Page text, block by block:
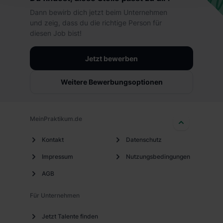
hierbei die Einwilligung zur Übermittlung deiner Daten in
die USA (Art. 49 Abs. 1 S. 1 lit. a) DS-GVO). Die USA
verfügen über kein angemessenes Datenschutzniveau
Einwilligung jederzeit mit Wirkung für die Zukunft ganz
oder teilweise über unsere Datenschutzerklärung unter
dem Punkt „Datenschutz-Einstellungen“ widerrufen.
Informationen:
Datenschutzerklärung
Dann bewirb dich jetzt beim Unternehmen
und zeig, dass du die richtige Person für
diesen Job bist!
Jetzt bewerben
Weitere Bewerbungsoptionen
MeinPraktikum.de
Kontakt
Impressum
AGB
Datenschutz
Nutzungsbedingungen
Für Unternehmen
Jetzt Talente finden